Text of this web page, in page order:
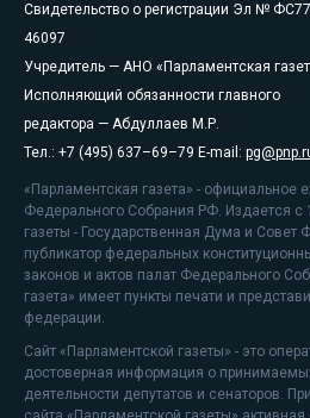
Свидетельство о регистрации Эл №
46097
Учредитель — АНО «Парламентская
Исполняющий обязанности главного
редактора — Абдуллаев М.Р.
Тел.: +7 (495) 637–69–79 E-mail:
«Парламентская газета» - официальное
Федерального Собрания РФ. Издается с
газеты - Государственная Дума и
публикатор федеральных
законов и актов палат Федерального
газета» имеет пункты печати и
федерации.
Сайт «Парламентской газеты» - это
достоверная информация о
деятельности депутатов и сенаторов.